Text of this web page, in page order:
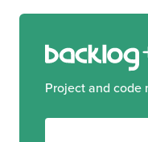
Project and code